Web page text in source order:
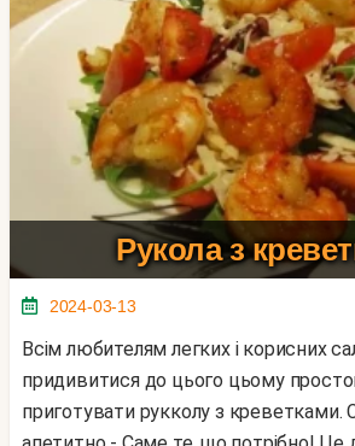
Рукола з
2024-03-13
Всім любителям легких і корисних салатів варто
придивитися до цього цьому
приготувати рукколу з